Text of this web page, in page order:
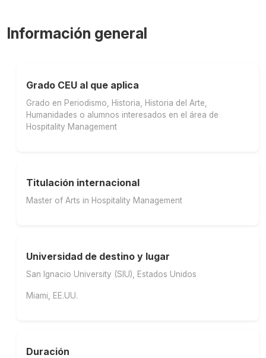
Información general
Grado CEU al que aplica
Grado en Periodismo, Historia, Historia del Arte,
Humanidades o alumnos interesados en el área de
Hospitality Management
Titulación internacional
Master of Arts in Hospitality Management
Universidad de destino y lugar
San Ignacio University (SIU), Estados Unidos
Miami, EE.UU.
Duración